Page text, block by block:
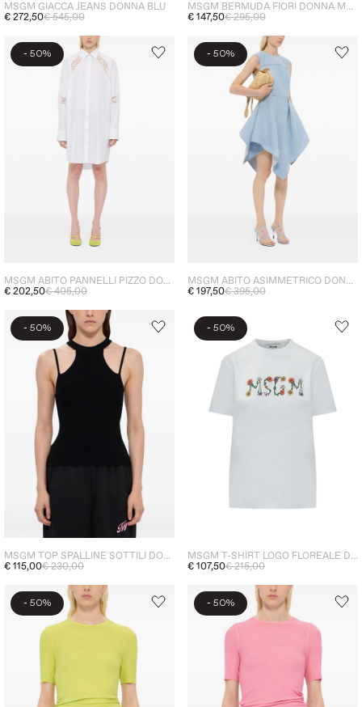
MSGM GIACCA JEANS DONNA BLU
€ 272,50€ 545,00
MSGM BERMUDA FIORI DONNA MULTICOLORE
€ 147,50€ 295,00
- 50%
MSGM ABITO PANNELLI PIZZO DONNA BIANCO
€ 202,50€ 405,00
- 50%
MSGM ABITO ASIMMETRICO DONNA BLU
€ 197,50€ 395,00
- 50%
MSGM TOP SPALLINE SOTTILI DONNA NERO
€ 115,00€ 230,00
- 50%
MSGM T-SHIRT LOGO FLOREALE DONNA BIANCO
€ 107,50€ 215,00
- 50% - 50%